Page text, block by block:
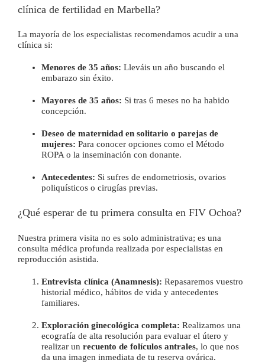
clínica de fertilidad en Marbella?
La mayoría de los especialistas recomendamos acudir a una
clínica si:
Menores de 35 años: Lleváis un año buscando el
embarazo sin éxito.
Mayores de 35 años: Si tras 6 meses no ha habido
concepción.
Deseo de maternidad en solitario o parejas de
mujeres: Para conocer opciones como el Método
ROPA o la inseminación con donante.
Antecedentes: Si sufres de endometriosis, ovarios
poliquísticos o cirugías previas.
¿Qué esperar de tu primera consulta en FIV Ochoa?
Nuestra primera visita no es solo administrativa; es una
consulta médica profunda realizada por especialistas en
reproducción asistida.
Entrevista clínica (Anamnesis): Repasaremos vuestro
historial médico, hábitos de vida y antecedentes
familiares.
Exploración ginecológica completa: Realizamos una
ecografía de alta resolución para evaluar el útero y
realizar un recuento de folículos antrales, lo que nos
da una imagen inmediata de tu reserva ovárica.